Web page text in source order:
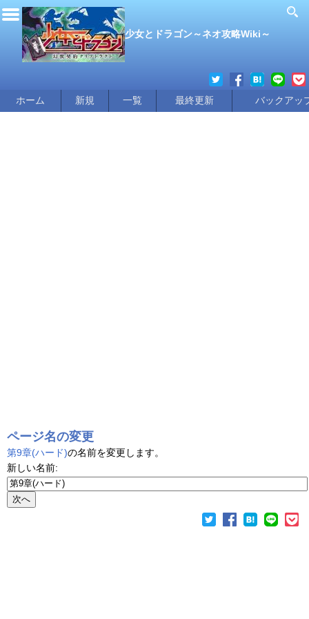
少女とドラゴン～ネオ攻略Wiki～
ホーム 新規 一覧 最終更新 バックアッ
ページ名の変更
第9章(ハード)の名前を変更します。
新しい名前: